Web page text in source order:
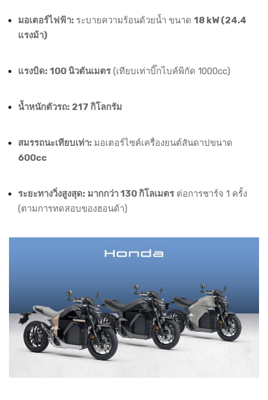
มอเตอร์ไฟฟ้า: ระบายความร้อนด้วยน้ำ ขนาด 18 kW (24.4
แรงม้า)
แรงบิด: 100 นิวตันเมตร(เทียบเท่าบิ๊กไบค์พิกัด 1000cc)
น้ำหนักตัวรถ: 217 กิโลกรัม
สมรรถนะเทียบเท่า: มอเตอร์ไซค์เครื่องยนต์สันดาปขนาด
600cc
ระยะทางวิ่งสูงสุด: มากกว่า 130 กิโลเมตรต่อการชาร์จ 1 ครั้ง
(ตามการทดสอบของฮอนด้า)